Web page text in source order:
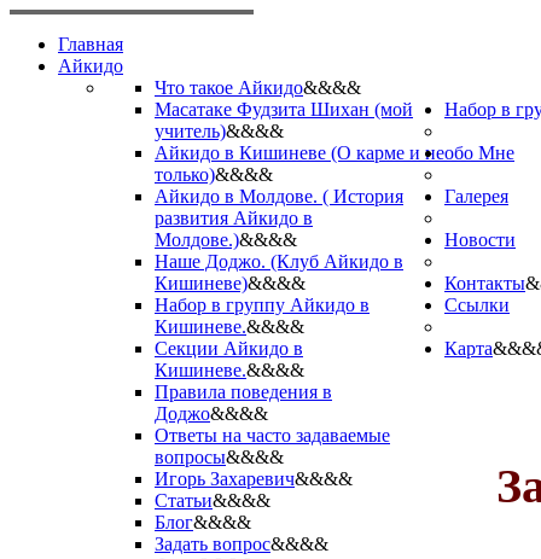
Главная
Айкидо
Что такое Айкидо&&&&
Масатаке Фудзита Шихан (мой
учитель)&&&&
Айкидо в Кишиневе (О карме и не
только)&&&&
Айкидо в Молдове. ( История
развития Айкидо в
Молдове.)&&&&
Наше Доджо. (Клуб Айкидо в
Кишиневе)&&&&
Набор в
Набор в группу Айкидо в
Кишиневе.&&&&
Секции Айкидо в
Кишиневе.&&&&
Правила поведения в
Доджо&&&&
Ответы на часто задаваемые
вопросы&&&&
обо Мне
Игорь Захаревич&&&&
Статьи&&&&
Блог&&&&
Задать вопрос&&&&
Галерея
Новости
Контакты
Ссылки
Карта